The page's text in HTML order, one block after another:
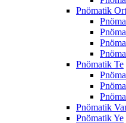
Pnömatik
Pnömatik Te
Pnömatik
Pnömatik Ye